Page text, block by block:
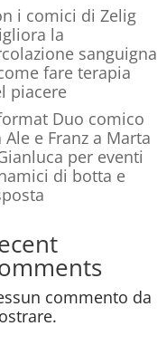
i comici di Zelig
la
sanguigna
fare terapia
piacere
Duo comico
Ale e Franz a Marta
per eventi
di botta e
commento da